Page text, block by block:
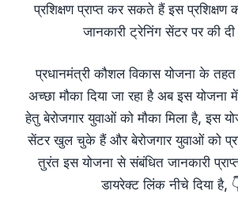
प्रशिक्षण प्राप्त कर सकते हैं इस प्रशिक्षण
जानकारी ट्रेनिंग सेंटर पर की दी
प्रधानमंत्री कौशल विकास योजना के
अच्छा मौका दिया जा रहा है अब इस योजना में
हेतु बेरोजगार युवाओं को मौका मिला है, इस
सेंटर खुल चुके हैं और बेरोजगार युवाओं को
तुरंत इस योजना से संबंधित जानकारी
डायरेक्ट लिंक नीचे दिया है,